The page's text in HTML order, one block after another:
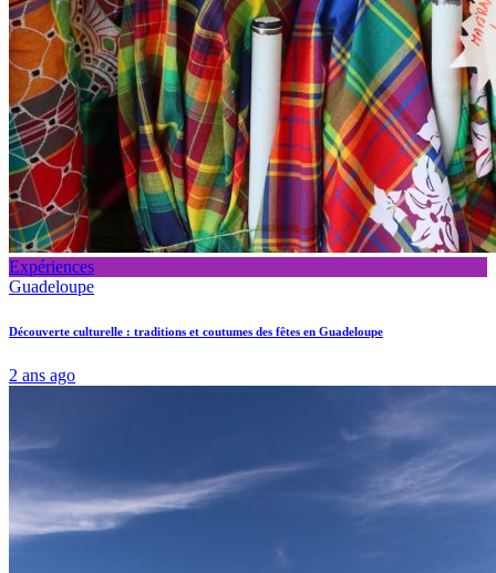
Expériences
Guadeloupe
Découverte culturelle : traditions et coutumes des fêtes en Guadeloupe
2 ans ago